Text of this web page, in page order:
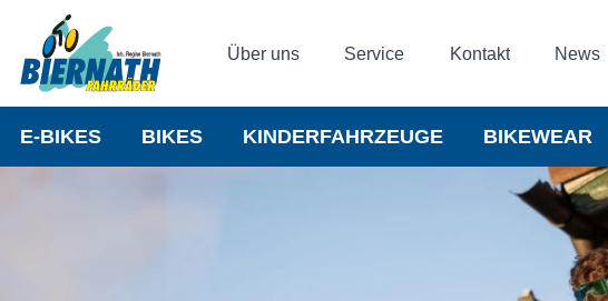
Über uns Service Kontakt News
E-BIKES BIKES KINDERFAHRZEUGE BIKEWEAR